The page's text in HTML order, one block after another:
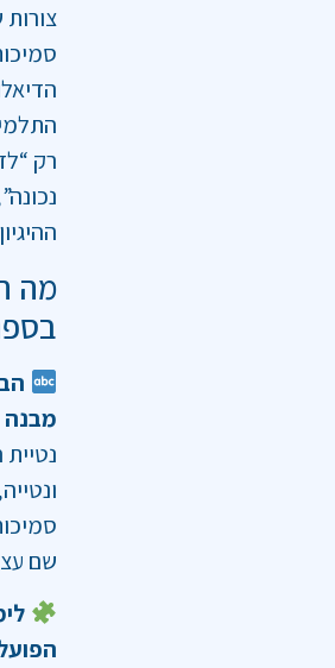
רק
מה
מבנה
נטיית
שם